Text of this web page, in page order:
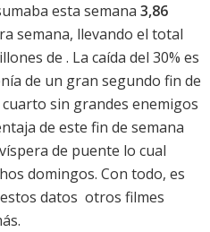
esta semana 3,86
semana, llevando el total
de . La caída del 30% es
de un gran segundo fin de
sin grandes enemigos
de este fin de semana
de puente lo cual
domingos. Con todo, es
datos  otros filmes